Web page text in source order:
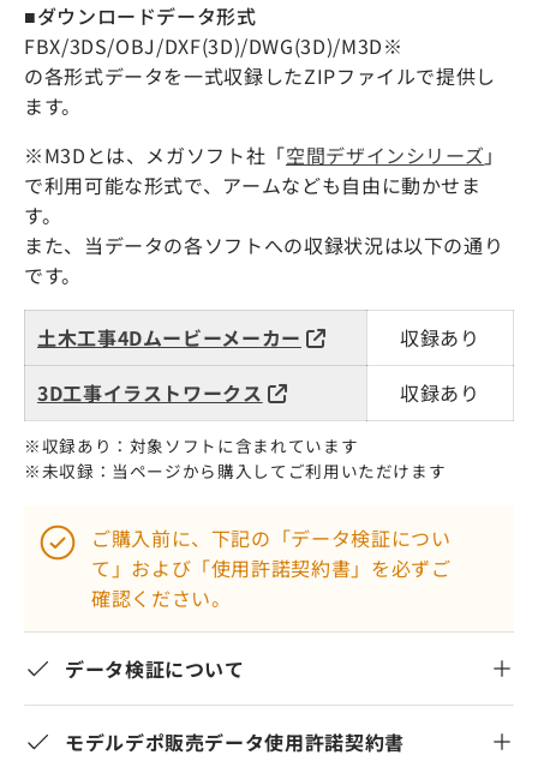
■ダウンロードデータ形式
FBX/3DS/OBJ/DXF(3D)/DWG(3D)/M3D※
の各形式データを一式収録したZIPファイルで提供し
ます。
※M3Dとは、メガソフト社「空間デザインシリーズ 」
で利用可能な形式で、アームなども自由に動かせま
す。
また、当データの各ソフトへの収録状況は以下の通り
です。
土木工事4Dムービーメーカー
収録あり
3D工事イラストワークス
収録あり
※収録あり：対象ソフトに含まれています
※未収録：当ページから購入してご利用いただけます
ご購入前に、下記の「データ検証につい
て」および「使用許諾契約書」を必ずご
確認ください。
データ検証について
モデルデポ販売データ使用許諾契約書